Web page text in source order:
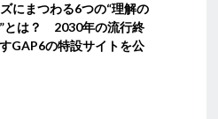
にまつわる6つの“理解の
とは？ 2030年の流行終
GAP6の特設サイトを公